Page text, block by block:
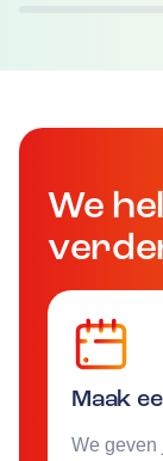
We
Maak
We geven